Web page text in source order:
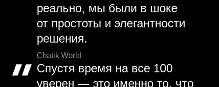
реально, мы были в шоке
от простоты и элегантности
решения.
Chatik World
Спустя время на все 100
уверен — это именно то, что